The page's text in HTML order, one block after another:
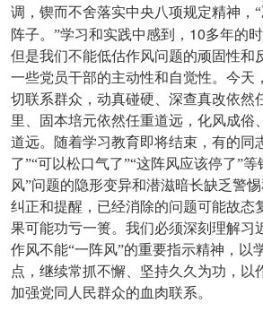
调，锲而不舍落实中央八项规定精神，
阵子。”学习和实践中感到， 10多年的
但是我们不能低估作风问题的顽固性和
一些党员干部的主动性和自觉性。今天
切联系群众，动真碰硬、深查真改依然
里、固本培元依然任重道远，化风成俗
道远。随着学习教育即将结束，有的同
了”“可以松口气了”“这阵风应该停了”等
风”问题的隐形变异和潜滋暗长缺乏警
纠正和提醒，已经消除的问题可能故态
果可能功亏一篑。我们必须深刻理解习
作风不能“一阵风”的重要指示精神，以
点，继续常抓不懈、坚持久久为功，以
加强党同人民群众的血肉联系。